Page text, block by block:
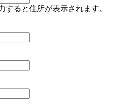
すると住所が表示されます。